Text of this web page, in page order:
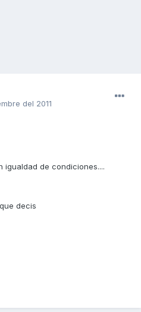
del 2011
igualdad de condiciones....
decis